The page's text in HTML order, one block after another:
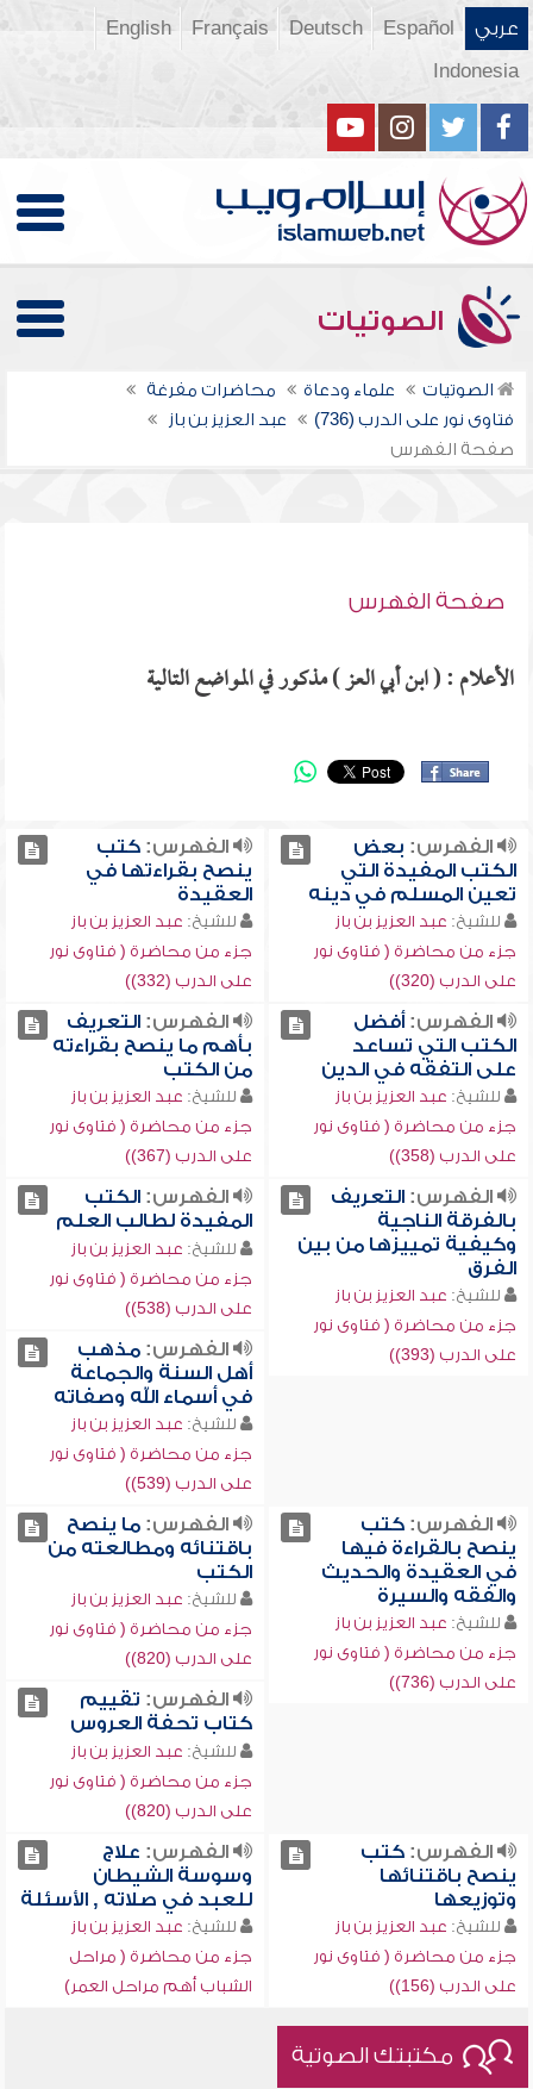
عربي Español
Deutsch
Français
English
Indonesia
الصوتيات
الصوتيات علماء ودعاة
محاضرات مفرغة
فتاوى نور على الدرب (736)
عبد العزيز بن باز
صفحة الفهرس
صفحة الفهرس
الأعلام : ( ابن أبي العز ) مذكور في المواضع التالية
الفهرس: بعض
الكتب المفيدة التي
تعين المسلم في دينه
للشيخ: عبد العزيز بن باز
جزء من محاضرة ( فتاوى نور
على الدرب (320))
الفهرس:كتب
ينصح بقراءتها في
العقيدة
للشيخ: عبد العزيز بن باز
جزء من محاضرة ( فتاوى نور
على الدرب (332))
الفهرس:أفضل
الكتب التي تساعد
على التفقه في الدين
للشيخ: عبد العزيز بن باز
جزء من محاضرة ( فتاوى نور
على الدرب (358))
الفهرس:التعريف
بأهم ما ينصح بقراءته
من الكتب
للشيخ: عبد العزيز بن باز
جزء من محاضرة ( فتاوى نور
على الدرب (367))
الفهرس:التعريف
بالفرقة الناجية
وكيفية تمييزها من بين
الفرق
للشيخ: عبد العزيز بن باز
جزء من محاضرة ( فتاوى نور
على الدرب (393))
الفهرس:الكتب
المفيدة لطالب العلم
للشيخ: عبد العزيز بن باز
جزء من محاضرة ( فتاوى نور
على الدرب (538))
الفهرس:مذهب
أهل السنة والجماعة
في أسماء الله وصفاته
للشيخ: عبد العزيز بن باز
جزء من محاضرة ( فتاوى نور
على الدرب (539))
الفهرس:كتب
ينصح بالقراءة فيها
في العقيدة والحديث
والفقه والسيرة
للشيخ: عبد العزيز بن باز
جزء من محاضرة ( فتاوى نور
على الدرب (736))
الفهرس:ما ينصح
باقتنائه ومطالعته من
الكتب
للشيخ: عبد العزيز بن باز
جزء من محاضرة ( فتاوى نور
على الدرب (820))
الفهرس: تقييم
كتاب تحفة العروس
للشيخ: عبد العزيز بن باز
جزء من محاضرة ( فتاوى نور
على الدرب (820))
الفهرس:كتب
ينصح باقتنائها
وتوزيعها
للشيخ: عبد العزيز بن باز
جزء من محاضرة ( فتاوى نور
على الدرب (156))
الفهرس: علاج
وسوسة الشيطان
للعبد في صلاته , الأسئلة
للشيخ: عبد العزيز بن باز
جزء من محاضرة ( مراحل
الشباب أهم مراحل العمر)
مكتبتك الصوتية